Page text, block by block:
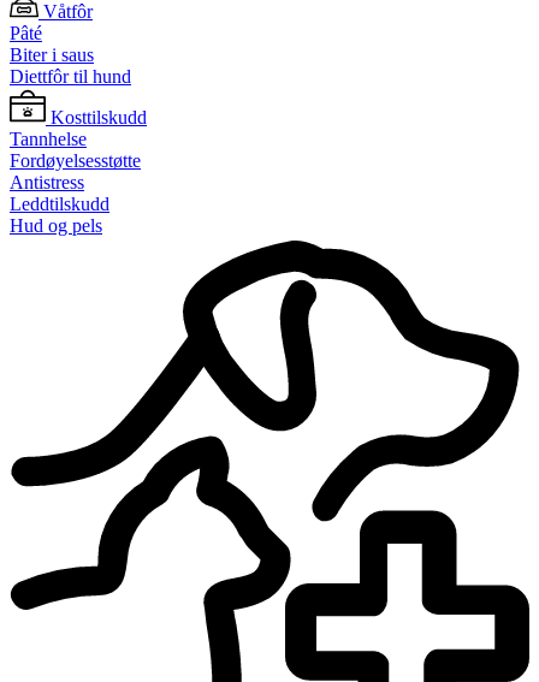
Våtfôr
Pâté
Biter i saus
Diettfôr til hund
Kosttilskudd
Tannhelse
Fordøyelsesstøtte
Antistress
Leddtilskudd
Hud og pels